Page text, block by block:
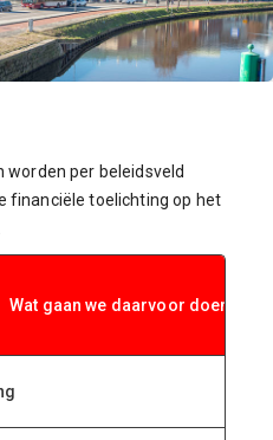
worden per beleidsveld
financiële toelichting op het
Wat gaan we daarvoor doen